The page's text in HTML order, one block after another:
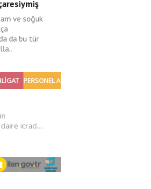
ve soğuk
da bu tür